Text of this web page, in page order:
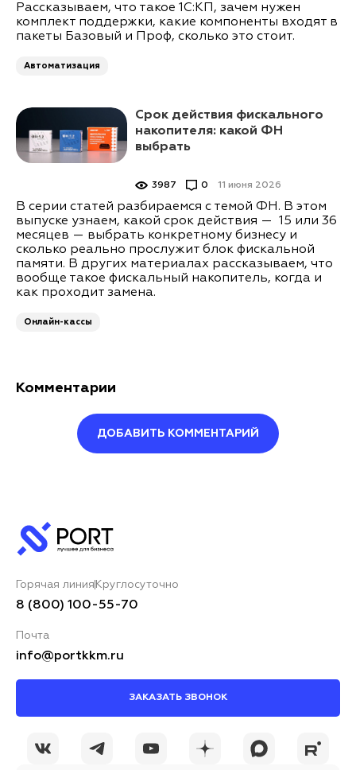
Рассказываем, что такое 1С:КП, зачем нужен
комплект поддержки, какие компоненты входят в
пакеты Базовый и Проф, сколько это стоит.
Автоматизация
Срок действия фискального
накопителя: какой ФН
выбрать
11 июня 2026
3987 0
В серии статей разбираемся с темой ФН. В этом
выпуске узнаем, какой срок действия — 15 или 36
месяцев — выбрать конкретному бизнесу и
сколько реально прослужит блок фискальной
памяти. В других материалах рассказываем, что
вообще такое фискальный накопитель, когда и
как проходит замена.
Онлайн-кассы
Комментарии
ДОБАВИТЬ КОММЕНТАРИЙ
Ваш комментарий*
конфиденциальности
КОММЕНТАРИЙ
Горячая линия Круглосуточно
8 (800) 100-55-70
Почта
info@portkkm.ru
ЗАКАЗАТЬ ЗВОНОК